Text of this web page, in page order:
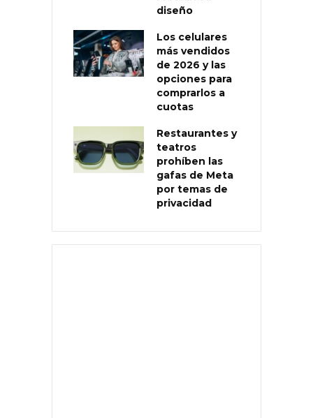
diseño
Los celulares
más vendidos
de 2026 y las
opciones para
comprarlos a
cuotas
Restaurantes y
teatros
prohíben las
gafas de Meta
por temas de
privacidad